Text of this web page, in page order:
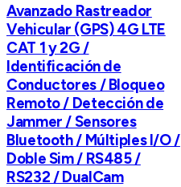
Avanzado Rastreador
Vehicular (GPS) 4G LTE
CAT 1 y 2G /
Identificación de
Conductores / Bloqueo
Remoto / Detección de
Jammer / Sensores
Bluetooth / Múltiples I/O /
Doble Sim / RS485 /
RS232 / DualCam